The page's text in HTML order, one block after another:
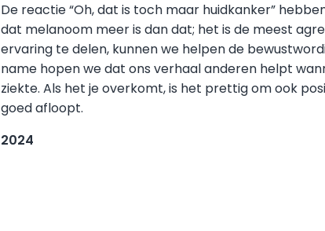
De reactie “Oh, dat is toch maar huidkanker”
dat melanoom meer is dan dat; het is de meest
ervaring te delen, kunnen we helpen de
name hopen we dat ons verhaal anderen helpt
ziekte. Als het je overkomt, is het prettig om ook
goed afloopt.
2024